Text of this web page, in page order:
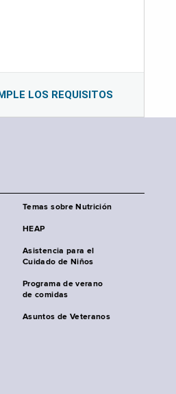
LOS REQUISITOS
Temas sobre Nutrición
HEAP
Asistencia para el
Cuidado de Niños
Programa de verano
de comidas
Asuntos de Veteranos